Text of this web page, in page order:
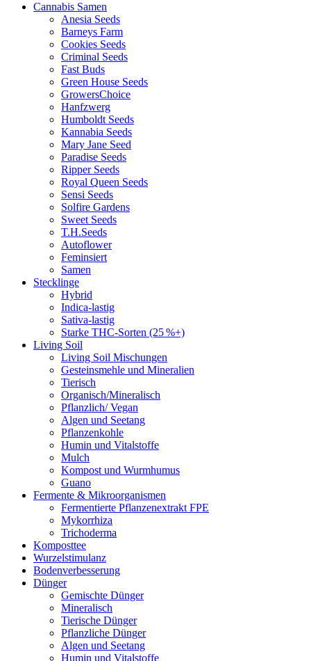
Cannabis Samen
Anesia Seeds
Barneys Farm
Cookies Seeds
Criminal Seeds
Fast Buds
Green House Seeds
GrowersChoice
Hanfzwerg
Humboldt Seeds
Kannabia Seeds
Mary Jane Seed
Paradise Seeds
Ripper Seeds
Royal Queen Seeds
Sensi Seeds
Solfire Gardens
Sweet Seeds
T.H.Seeds
Autoflower
Feminsiert
Samen
Stecklinge
Hybrid
Indica-lastig
Sativa-lastig
Starke THC-Sorten (25 %+)
Living Soil
Living Soil Mischungen
Gesteinsmehle und Mineralien
Tierisch
Organisch/Mineralisch
Pflanzlich/ Vegan
Algen und Seetang
Pflanzenkohle
Humin und Vitalstoffe
Mulch
Kompost und Wurmhumus
Guano
Fermente & Mikroorganismen
Fermentierte Pflanzenextrakt FPE
Mykorrhiza
Trichoderma
Komposttee
Wurzelstimulanz
Bodenverbesserung
Dünger
Gemischte Dünger
Mineralisch
Tierische Dünger
Pflanzliche Dünger
Algen und Seetang
Humin und Vitalstoffe